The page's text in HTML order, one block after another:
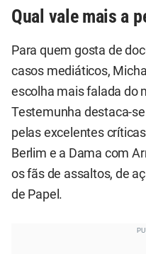
Qual vale mais a
Para quem gosta de
casos mediáticos,
escolha mais falada do
Testemunha destaca-
pelas excelentes
Berlim e a Dama com
os fãs de assaltos, de
de Papel.